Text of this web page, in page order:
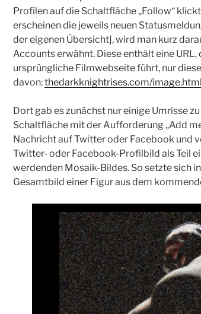
Profilen auf die Schaltfläche „Follow“
erscheinen die jeweils neuen
der eigenen Übersicht], wird man kurz
Accounts erwähnt. Diese enthält eine
ursprüngliche Filmwebseite führt, nur
davon:thedarkknightrises.com/image.html
Dort gab es zunächst nur einige Umrisse
Schaltfläche mit der Aufforderung „Add
Nachricht auf Twitter oder Facebook und
Twitter- oder Facebook-Profilbild als Teil
werdenden Mosaik-Bildes. So setzte sich
Gesamtbild einer Figur aus dem